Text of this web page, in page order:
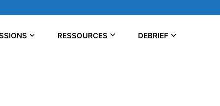
RESSOURCES DEBRIEF